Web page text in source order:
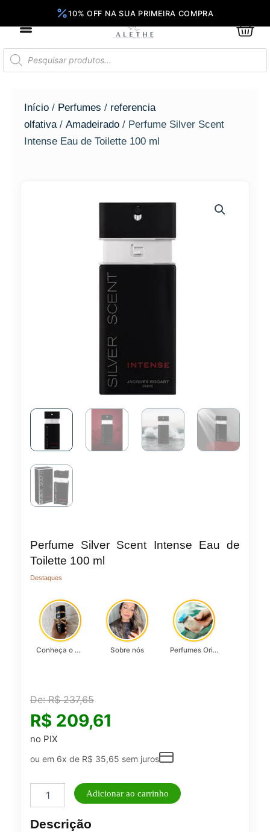
conteúdo
Pesquisar
produtos
Início / Perfumes / referencia
olfativa / Amadeirado / Perfume Silver Scent
Intense Eau de Toilette 100 ml
Perfume Silver Scent Intense Eau de
Toilette 100 ml
Destaques
Conheça o Asad, da Lattafa… Sobre nós Perfumes Originais
De:R$237,65
R$ 209,61
no PIX
ou em 6x de R$ 35,65 sem juros
Silver
Intense
Adicionar ao carrinho
Descrição